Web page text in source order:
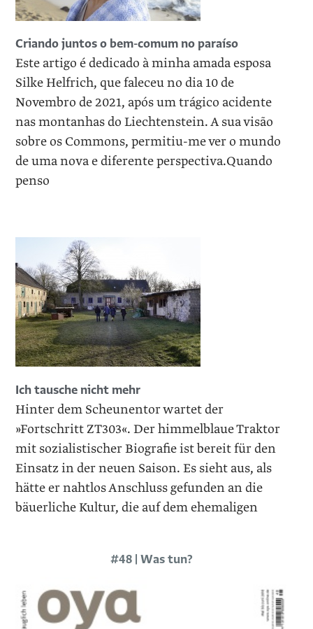
Criando juntos o bem-comum no paraíso
Este artigo é dedicado à minha amada esposa
Silke Helfrich, que faleceu no dia 10 de
Novembro de 2021, após um trágico acidente
nas montanhas do Liechtenstein. A sua visão
sobre os Commons, permitiu-me ver o mundo
de uma nova e diferente perspectiva.Quando
penso
Ich tausche nicht mehr
Hinter dem Scheunentor wartet der
»Fortschritt ZT303«. Der himmelblaue Traktor
mit sozialistischer Biografie ist bereit für den
Einsatz in der neuen Saison. Es sieht aus, als
hätte er nahtlos Anschluss gefunden an die
bäuerliche Kultur, die auf dem ehemaligen
#48 | Was tun?